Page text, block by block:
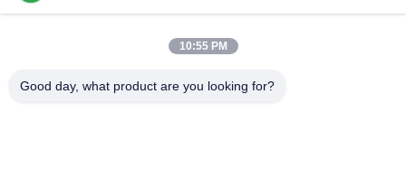
transmissielijn die
Luchtlijn die Materiaal
vastbinden
spanning die
De antikabel van de
10:55 PM
Good day, what product are you looking for?